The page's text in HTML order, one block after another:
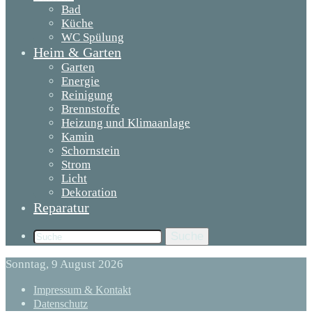
Bad
Küche
WC Spülung
Heim & Garten
Garten
Energie
Reinigung
Brennstoffe
Heizung und Klimaanlage
Kamin
Schornstein
Strom
Licht
Dekoration
Reparatur
Sonntag, 9 August 2026
Impressum & Kontakt
Datenschutz